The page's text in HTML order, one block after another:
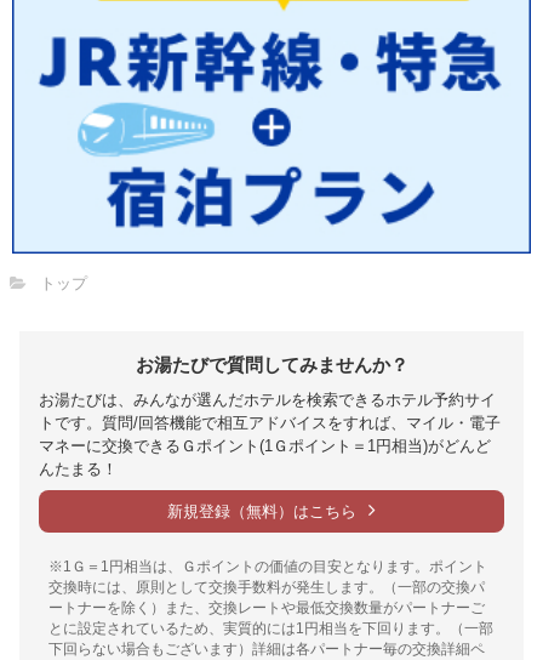
トップ
お湯たびで質問してみませんか？
お湯たびは、みんなが選んだホテルを検索できるホテル予約サイ
トです。質問/回答機能で相互アドバイスをすれば、マイル・電子
マネーに交換できるＧポイント(1Ｇポイント＝1円相当)がどんど
んたまる！
新規登録（無料）はこちら
※1Ｇ＝1円相当は、Ｇポイントの価値の目安となります。ポイント
交換時には、原則として交換手数料が発生します。（一部の交換パ
ートナーを除く）また、交換レートや最低交換数量がパートナーご
とに設定されているため、実質的には1円相当を下回ります。（一部
下回らない場合もございます）詳細は各パートナー毎の交換詳細ペ